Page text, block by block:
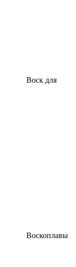
Воск для
Воскоплавы